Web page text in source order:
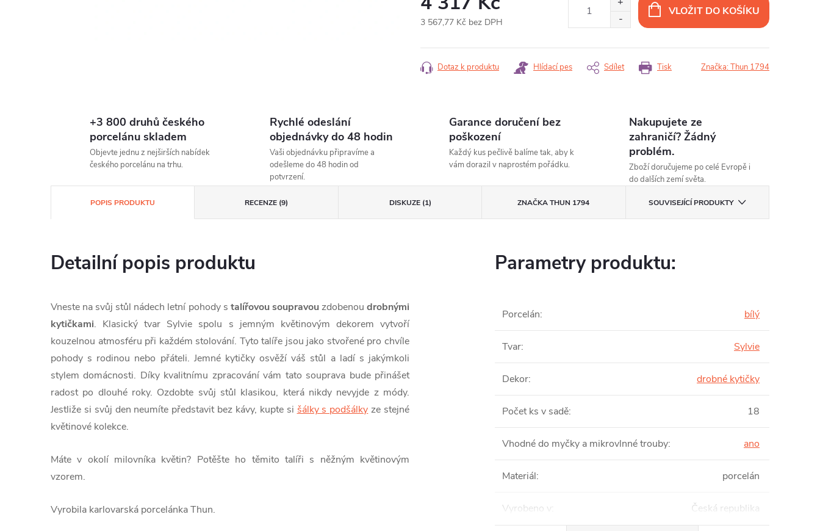
3 567,77 Kč bez DPH
cena:
VLOŽIT DO KOŠÍKU
Tisk
Dotaz k produktu Hlídací pes Sdílet Značka:Thun 1794
+3 800 druhů českého
porcelánu skladem
Objevte jednu z nejširších nabídek
českého porcelánu na trhu.
Rychlé odeslání
objednávky do 48 hodin
Vaši objednávku připravíme a
odešleme do 48 hodin od
potvrzení.
Garance doručení bez
poškození
Každý kus pečlivě balíme tak, aby k
vám dorazil v naprostém pořádku.
Nakupujete ze
zahraničí? Žádný
problém.
Zboží doručujeme po celé Evropě i
do dalších zemí světa.
POPIS PRODUKTU RECENZE (9) DISKUZE (1) ZNAČKATHUN 1794 SOUVISEJÍCÍ PRODUKTY
Detailní popis produktu
Vneste na svůj stůl nádech letní pohody s talířovou soupravouzdobenoudrobnými
kytičkami. Klasický tvar Sylvie spolu s jemným květinovým dekorem vytvoří
kouzelnou atmosféru při každém stolování. Tyto talíře jsou jako stvořené pro chvíle
pohody s rodinou nebo přáteli. Jemné kytičky osvěží váš stůl a ladí s jakýmkoli
stylem domácnosti. Díky kvalitnímu zpracování vám tato souprava bude přinášet
radost po dlouhé roky. Ozdobte svůj stůl klasikou, která nikdy nevyjde z módy.
Jestliže si svůj den neumíte představit bez kávy, kupte si šálky s podšálky ze stejné
květinové kolekce.
Máte v okolí milovníka květin? Potěšte ho těmito talíři s něžným květinovým
vzorem.
Vyrobila karlovarská porcelánka Thun.
Parametry produktu:
Porcelán: bílý
Tvar: Sylvie
Dekor: drobné kytičky
Počet ks v sadě: 18
Vhodné do myčky a mikrovlnné trouby: ano
Materiál: porcelán
Vyrobeno v: Česká republika